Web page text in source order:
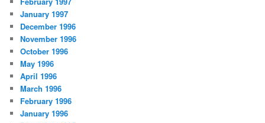
January 1997
December 1996
November 1996
October 1996
May 1996
April 1996
March 1996
February 1996
January 1996